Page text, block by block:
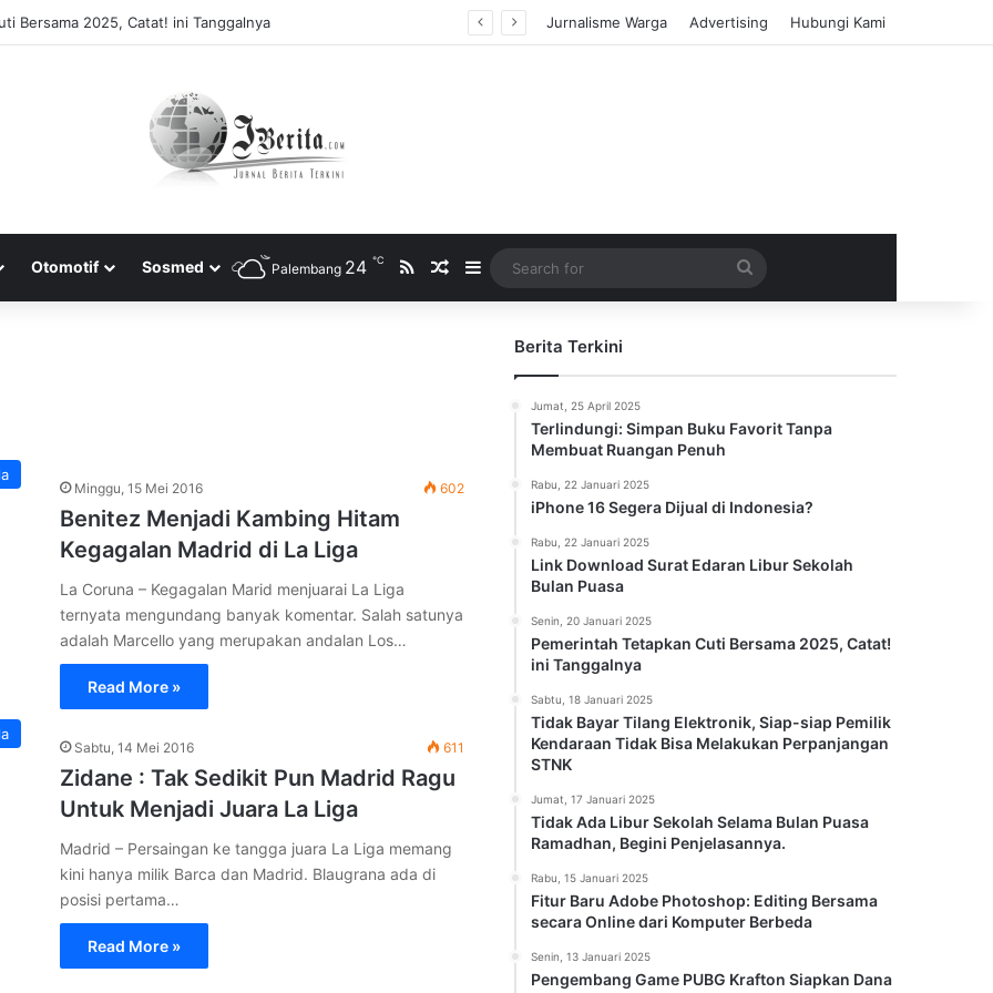
Bersama 2025, Catat! ini Tanggalnya Jurnalisme Warga Advertising Hubungi Kami
Otomotif Sosmed Palembang 24 ℃ RSSRandom Article
Sidebar
for
Minggu, 15 Mei 2016 602
Benitez Menjadi Kambing Hitam
Kegagalan Madrid di La Liga
La Coruna – Kegagalan Marid menjuarai La Liga
ternyata mengundang banyak komentar. Salah satunya
adalah Marcello yang merupakan andalan Los…
Read More »
Sabtu, 14 Mei 2016 611
Zidane : Tak Sedikit Pun Madrid Ragu
Untuk Menjadi Juara La Liga
Madrid – Persaingan ke tangga juara La Liga memang
kini hanya milik Barca dan Madrid. Blaugrana ada di
posisi pertama…
Read More »
Berita Terkini
Jumat, 25 April 2025
Terlindungi: Simpan Buku Favorit Tanpa
Membuat Ruangan Penuh
Rabu, 22 Januari 2025
iPhone 16 Segera Dijual di Indonesia?
Rabu, 22 Januari 2025
Link Download Surat Edaran Libur Sekolah
Bulan Puasa
Senin, 20 Januari 2025
Pemerintah Tetapkan Cuti Bersama 2025, Catat!
ini Tanggalnya
Sabtu, 18 Januari 2025
Tidak Bayar Tilang Elektronik, Siap-siap Pemilik
Kendaraan Tidak Bisa Melakukan Perpanjangan
STNK
Jumat, 17 Januari 2025
Tidak Ada Libur Sekolah Selama Bulan Puasa
Ramadhan, Begini Penjelasannya.
Rabu, 15 Januari 2025
Fitur Baru Adobe Photoshop: Editing Bersama
secara Online dari Komputer Berbeda
Senin, 13 Januari 2025
Pengembang Game PUBG Krafton Siapkan Dana